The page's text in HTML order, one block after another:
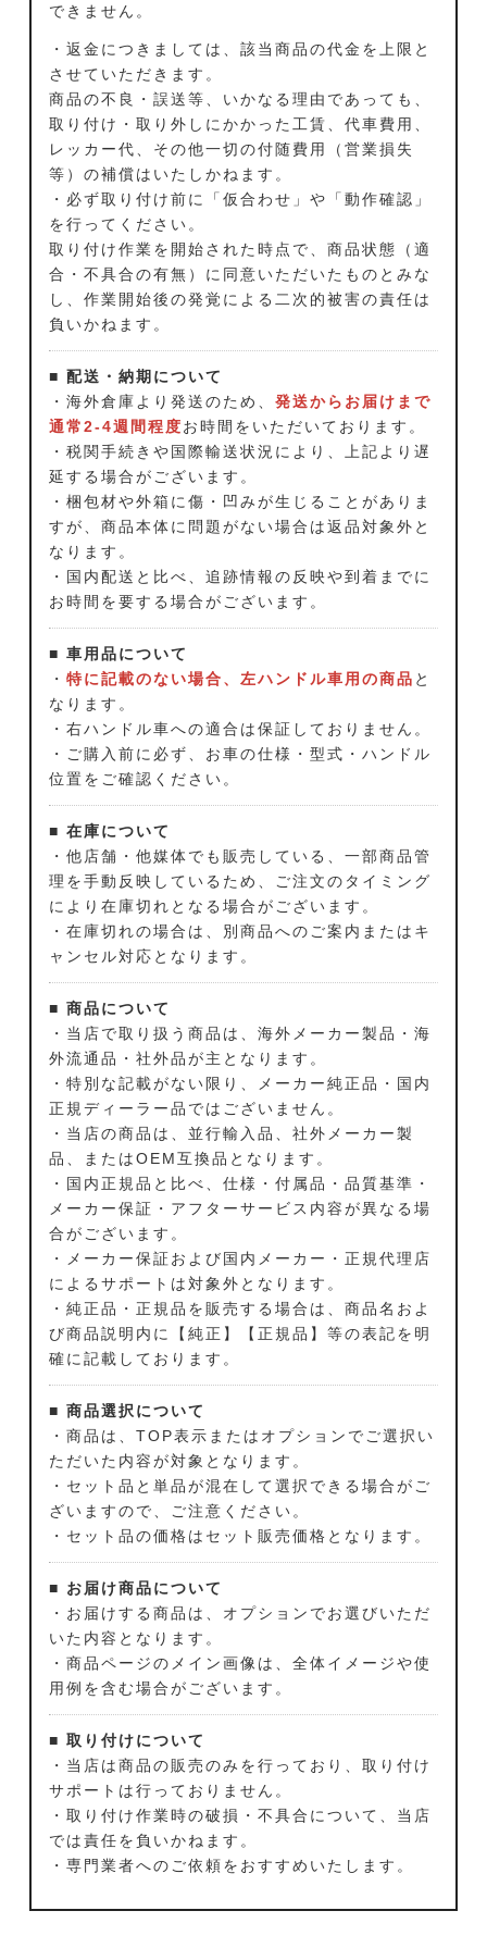
できません。
・返金につきましては、該当商品の代金を上限と
させていただきます。
商品の不良・誤送等、いかなる理由であっても、
取り付け・取り外しにかかった工賃、代車費用、
レッカー代、その他一切の付随費用（営業損失
等）の補償はいたしかねます。
・必ず取り付け前に「仮合わせ」や「動作確認」
を行ってください。
取り付け作業を開始された時点で、商品状態（適
合・不具合の有無）に同意いただいたものとみな
し、作業開始後の発覚による二次的被害の責任は
負いかねます。
■ 配送・納期について
・海外倉庫より発送のため、 発送からお届けまで
通常2-4週間程度お時間をいただいております。
・税関手続きや国際輸送状況により、上記より遅
延する場合がございます。
・梱包材や外箱に傷・凹みが生じることがありま
すが、商品本体に問題がない場合は返品対象外と
なります。
・国内配送と比べ、追跡情報の反映や到着までに
お時間を要する場合がございます。
■ 車用品について
・ 特に記載のない場合、左ハンドル車用の商品 と
なります。
・右ハンドル車への適合は保証しておりません。
・ご購入前に必ず、お車の仕様・型式・ハンドル
位置をご確認ください。
■ 在庫について
・他店舗・他媒体でも販売している、一部商品管
理を手動反映しているため、ご注文のタイミング
により在庫切れとなる場合がございます。
・在庫切れの場合は、別商品へのご案内またはキ
ャンセル対応となります。
■ 商品について
・当店で取り扱う商品は、海外メーカー製品・海
外流通品・社外品が主となります。
・特別な記載がない限り、メーカー純正品・国内
正規ディーラー品ではございません。
・当店の商品は、並行輸入品、社外メーカー製
品、またはOEM互換品となります。
・国内正規品と比べ、仕様・付属品・品質基準・
メーカー保証・アフターサービス内容が異なる場
合がございます。
・メーカー保証および国内メーカー・正規代理店
によるサポートは対象外となります。
・純正品・正規品を販売する場合は、商品名およ
び商品説明内に【純正】【正規品】等の表記を明
確に記載しております。
■ 商品選択について
・商品は、TOP表示またはオプションでご選択い
ただいた内容が対象となります。
・セット品と単品が混在して選択できる場合がご
ざいますので、ご注意ください。
・セット品の価格はセット販売価格となります。
■ お届け商品について
・お届けする商品は、オプションでお選びいただ
いた内容となります。
・商品ページのメイン画像は、全体イメージや使
用例を含む場合がございます。
■ 取り付けについて
・当店は商品の販売のみを行っており、取り付け
サポートは行っておりません。
・取り付け作業時の破損・不具合について、当店
では責任を負いかねます。
・専門業者へのご依頼をおすすめいたします。